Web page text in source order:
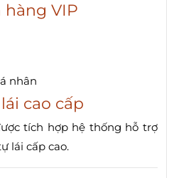
hàng VIP
nhân
cao cấp
tích hợp hệ thống hỗ trợ
lái cấp cao.